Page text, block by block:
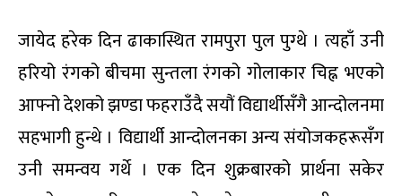
जायेद हरेक दिन ढाकास्थित रामपुरा पुल पुग्थे । त्यहाँ उनी
हरियो रंगको बीचमा सुन्तला रंगको गोलाकार चिह्न भएको
आफ्नो देशको झण्डा फहराउँदै सयौं विद्यार्थीसँगै आन्दोलनमा
सहभागी हुन्थे । विद्यार्थी आन्दोलनका अन्य संयोजकहरूसँग
उनी समन्वय गर्थे । एक दिन शुक्रबारको प्रार्थना सकेर